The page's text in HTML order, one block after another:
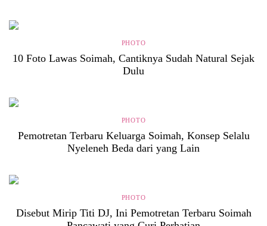
PHOTO
10 Foto Lawas Soimah, Cantiknya Sudah Natural Sejak
Dulu
PHOTO
Pemotretan Terbaru Keluarga Soimah, Konsep Selalu
Nyeleneh Beda dari yang Lain
PHOTO
Disebut Mirip Titi DJ, Ini Pemotretan Terbaru Soimah